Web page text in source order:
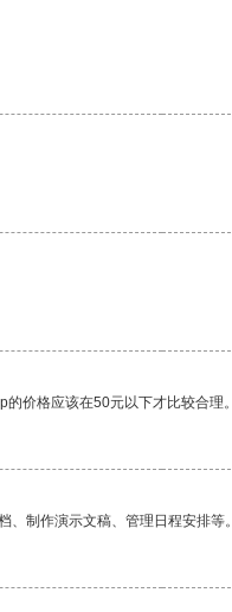
价格应该在50元以下才比较合理。
制作演示文稿、管理日程安排等。